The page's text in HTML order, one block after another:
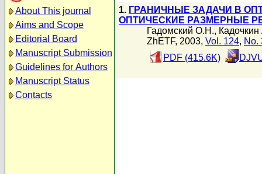
About This journal
Aims and Scope
Editorial Board
Manuscript Submission
Guidelines for Authors
Manuscript Status
Contacts
1. ГРАНИЧНЫЕ ЗАДАЧИ В
ОПТИЧЕСКИЕ РАЗМЕРНЫЕ
Гадомский О.Н.,
ZhETF, 2003, Vol. 124, No.
PDF (415.6K)